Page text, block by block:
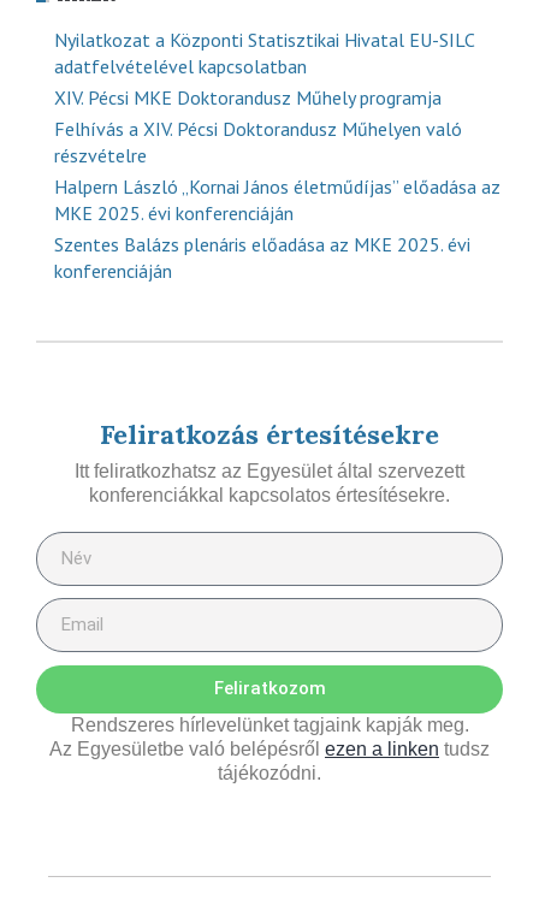
Nyilatkozat a Központi Statisztikai Hivatal EU-SILC
adatfelvételével kapcsolatban
XIV. Pécsi MKE Doktorandusz Műhely programja
Felhívás a XIV. Pécsi Doktorandusz Műhelyen való
részvételre
Halpern László „Kornai János életműdíjas” előadása az
MKE 2025. évi konferenciáján
Szentes Balázs plenáris előadása az MKE 2025. évi
konferenciáján
Feliratkozás értesítésekre
Itt feliratkozhatsz az Egyesület által szervezett
konferenciákkal kapcsolatos értesítésekre.
Feliratkozom
Rendszeres hírlevelünket tagjaink kapják meg.
Az Egyesületbe való belépésről ezen a linken tudsz
tájékozódni.